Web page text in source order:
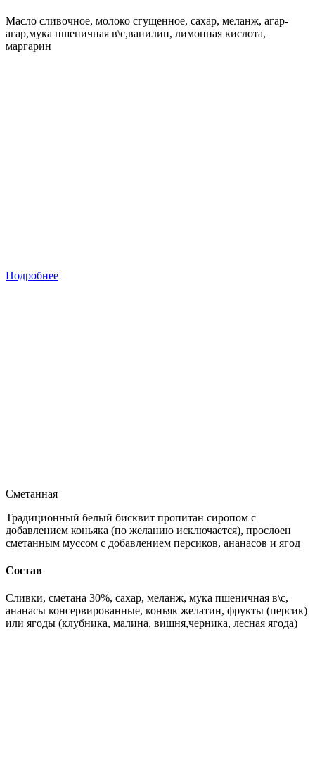
Масло сливочное, молоко сгущенное, сахар, меланж, агар-
агар,мука пшеничная в\с,ванилин, лимонная кислота,
маргарин
Подробнее
Сметанная
Традиционный белый бисквит пропитан сиропом с
добавлением коньяка (по желанию исключается), прослоен
сметанным муссом с добавлением персиков, ананасов и ягод
Состав
Сливки, сметана 30%, сахар, меланж, мука пшеничная в\с,
ананасы консервированные, коньяк желатин, фрукты (персик)
или ягоды (клубника, малина, вишня,черника, лесная ягода)